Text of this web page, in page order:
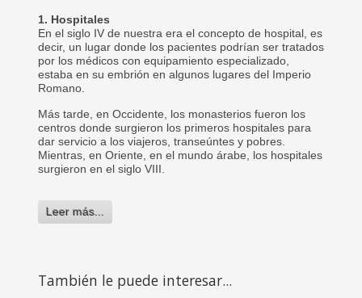
1. Hospitales
En el siglo IV de nuestra era el concepto de hospital, es
decir, un lugar donde los pacientes podrían ser tratados
por los médicos con equipamiento especializado,
estaba en su embrión en algunos lugares del Imperio
Romano.
Más tarde, en Occidente, los monasterios fueron los
centros donde surgieron los primeros hospitales para
dar servicio a los viajeros, transeúntes y pobres.
Mientras, en Oriente, en el mundo árabe, los hospitales
surgieron en el siglo VIII.
Leer más...
También le puede interesar...